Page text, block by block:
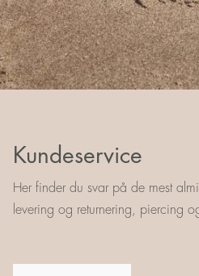
Kundeservice
Her finder du svar på de mest
levering og returnering, piercing